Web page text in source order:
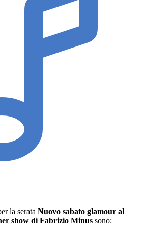
la serata Nuovo sabato glamour al
show di Fabrizio Minus sono: